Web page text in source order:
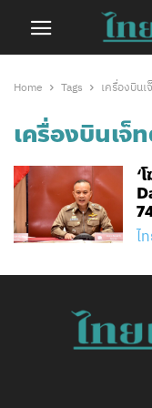
Home Tags เครื่องบินเ
เครื่องบินเจ็
‘
ไ